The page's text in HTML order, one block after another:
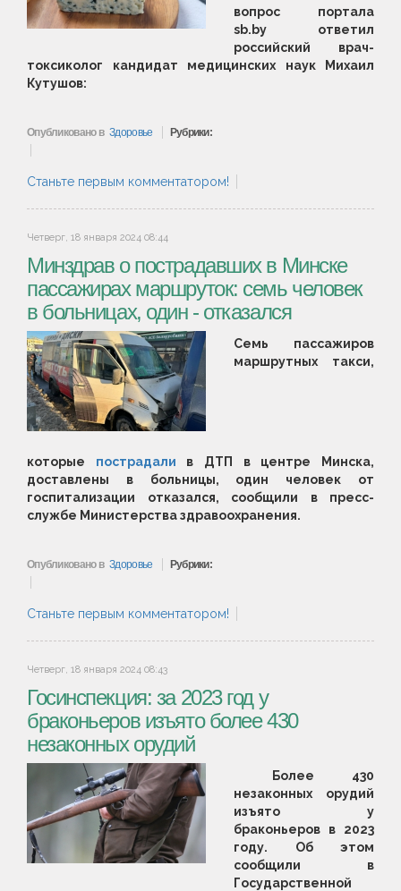
вопрос портала
sb.by ответил
российский врач-
токсиколог кандидат медицинских наук Михаил
Кутушов:
Опубликовано в Здоровье Рубрики:
Станьте первым комментатором!
Четверг, 18 января 2024 08:44
Минздрав о пострадавших в Минске
пассажирах маршруток: семь человек
в больницах, один - отказался
Семь пассажиров
маршрутных такси,
которые пострадали в ДТП в центре Минска,
доставлены в больницы, один человек от
госпитализации отказался, сообщили в пресс-
службе Министерства здравоохранения.
Опубликовано в Здоровье Рубрики:
Станьте первым комментатором!
Четверг, 18 января 2024 08:43
Госинспекция: за 2023 год у
браконьеров изъято более 430
незаконных орудий
Более 430
незаконных орудий
изъято у
браконьеров в 2023
году. Об этом
сообщили в
Государственной